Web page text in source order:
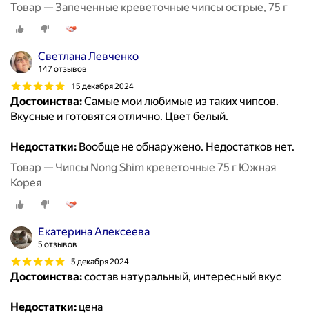
Товар — Запеченные креветочные чипсы острые, 75 г
Светлана Левченко
147 отзывов
15 декабря 2024
Достоинства:Самые мои любимые из таких чипсов.
Вкусные и готовятся отлично. Цвет белый.
Недостатки: Вообще не обнаружено. Недостатков нет.
Товар — Чипсы Nong Shim креветочные 75 г Южная
Корея
Екатерина Алексеева
5 отзывов
5 декабря 2024
Достоинства:состав натуральный, интересный вкус
Недостатки: цена